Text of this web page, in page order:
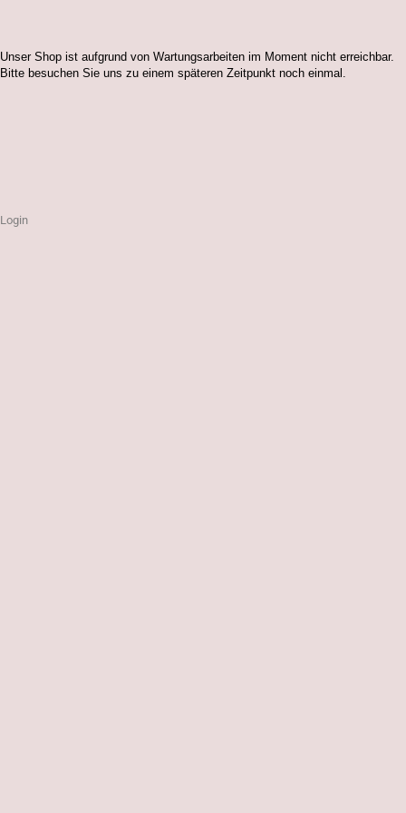
Unser Shop ist aufgrund von Wartungsarbeiten im Moment nicht erreichbar.
Bitte besuchen Sie uns zu einem späteren Zeitpunkt noch einmal.
Login